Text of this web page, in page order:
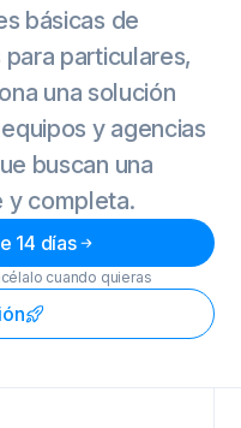
básicas de
particulares,
una solución
y agencias
buscan una
y completa.
14 días
cuando quieras